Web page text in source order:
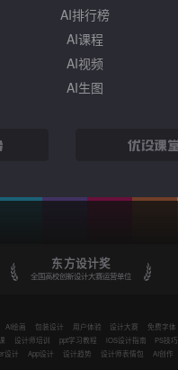
AI排行榜
AI课程
AI视频
AI生图
东方设计奖
全国高校创新设计大赛运营单位
AI绘画 包装设计 用户体验 设计大赛 免费字体
设计师培训 ppt学习教程 iOS设计指南 PS技巧
设计 App设计 设计趋势 设计师表情包 AI创作